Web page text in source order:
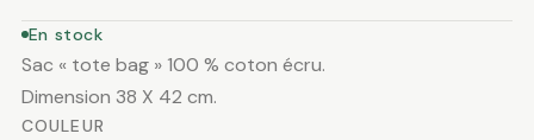
En stock
Sac « tote bag » 100 % coton écru.
Dimension 38 X 42 cm.
COULEUR